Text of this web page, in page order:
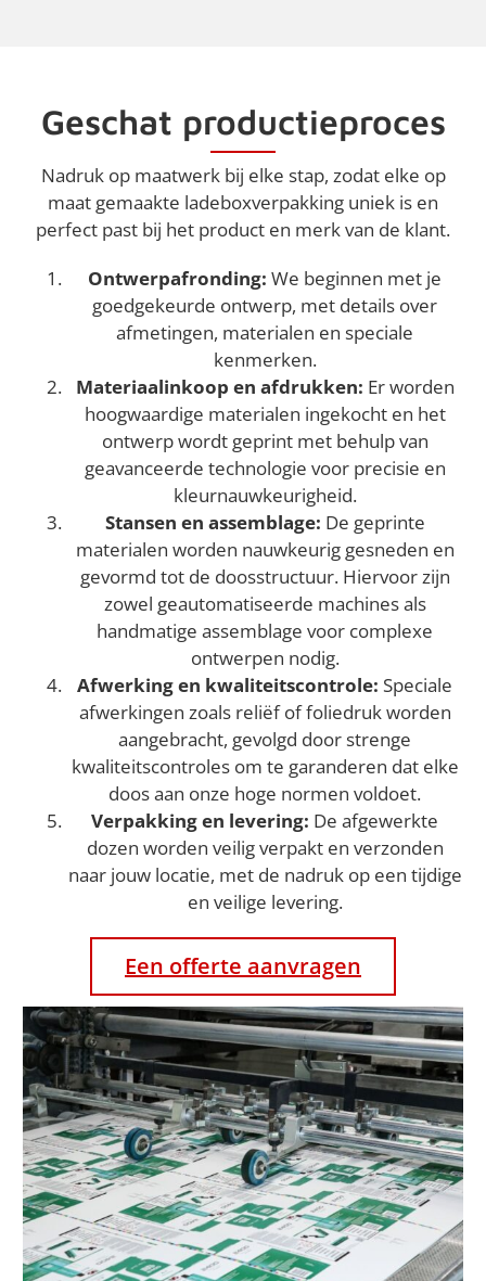
Geschat productieproces
Nadruk op maatwerk bij elke stap, zodat elke op
maat gemaakte ladeboxverpakking uniek is en
perfect past bij het product en merk van de klant.
Ontwerpafronding: We beginnen met je
goedgekeurde ontwerp, met details over
afmetingen, materialen en speciale
kenmerken.
Materiaalinkoop en afdrukken: Er worden
hoogwaardige materialen ingekocht en het
ontwerp wordt geprint met behulp van
geavanceerde technologie voor precisie en
kleurnauwkeurigheid.
Stansen en assemblage: De geprinte
materialen worden nauwkeurig gesneden en
gevormd tot de doosstructuur. Hiervoor zijn
zowel geautomatiseerde machines als
handmatige assemblage voor complexe
ontwerpen nodig.
Afwerking en kwaliteitscontrole: Speciale
afwerkingen zoals reliëf of foliedruk worden
aangebracht, gevolgd door strenge
kwaliteitscontroles om te garanderen dat elke
doos aan onze hoge normen voldoet.
Verpakking en levering: De afgewerkte
dozen worden veilig verpakt en verzonden
naar jouw locatie, met de nadruk op een tijdige
en veilige levering.
Een offerte aanvragen